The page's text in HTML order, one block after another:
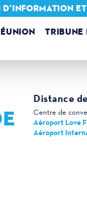
TRIBUNE
D'INFORMATION
Distance
Centre de
Aéroport Love
Aéroport